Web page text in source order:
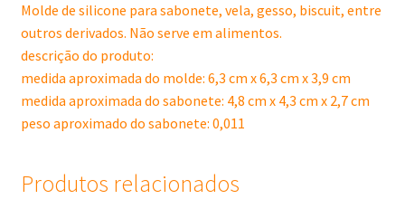
Molde de silicone para sabonete, vela, gesso, biscuit, entre
outros derivados. Não serve em alimentos.
descrição do produto:
medida aproximada do molde: 6,3 cm x 6,3 cm x 3,9 cm
medida aproximada do sabonete: 4,8 cm x 4,3 cm x 2,7 cm
peso aproximado do sabonete: 0,011
Produtos relacionados